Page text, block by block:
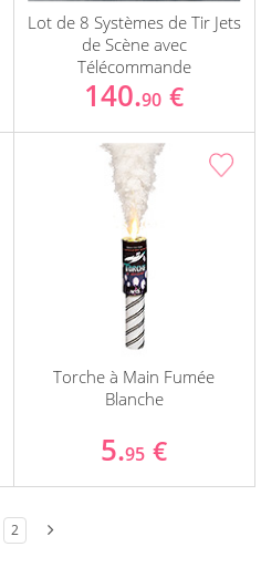
Lot de 8 Systèmes de Tir Jets
de Scène avec
Télécommande
140.90 €
Torche à Main Fumée
Blanche
5.95 €
2